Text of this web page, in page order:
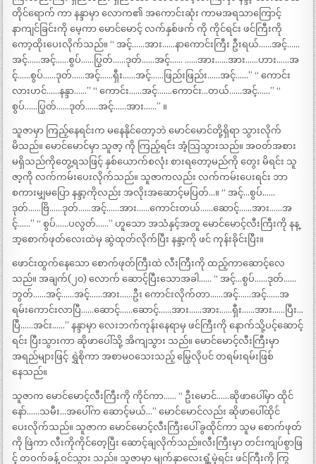
တိုင်ရောက် ကာ နန္ဒာမှာ လောက၏ အကောင်းဆုံး ကာမအရသာကြောင့်
နာကျင်ခြင်းကို မေ့ကာ မောင်မောင့် လက်နှစ်ဖက် ကို ကိုင်ရင်း ဖင်ကြီးကို
ကော့ထိုးပေးလိုက်သည်။ “ အင့်……အား……နာကောင်းကြီး ဦးရယ်……အင့်……
အင့်……အင့်……စွပ်……ပြွတ်……ဒုတ်……အင့်…… ……အား……အား……ဟား……အ
င့်……စွပ်……ဒုတ်……အင့်……ရှီး……အင့်……ဖြည်းဖြည်း……အင့်……” “ ကောင်း
လားဟင်……နန္ဒာ……” “ ကောင်း……အင့်…….ကောင်း…တယ်……အင့်……” “
စွပ်……ပြွတ်……ဒုတ်……အင့်……အား……” ။
သူဇာမှာ ကြည့်နေရင်းက မနေနိုင်တော့ဘဲ မောင်မောင်တို့ရှိရာ သွားလိုက်
မိသည်။ မောင်မောင်မှာ သူဇာ့ ကို ကြည့်ရင်း အံ့သြသွားသည်။ အဝတ်အစား
မရှိသည်ကိုတွေ့ရသဖြင့် နှစ်ယောက်စလုံး စားရတော့မည်ကို တွေး မိရင်း သူ
ဇာ့ကို လက်ကမ်းပေးလိုက်သည်။ သူဇာကလည်း လက်ကမ်းပေးရင်း ဘာ
စကားမျှမပြော နန္ဒာ့ကိုလည်း အလိုးအဆောင့်မပြတ်…။ “ အင့်…စွပ်……
ဒုတ်……ဗြိ……ဒုတ်……အင့်……အား……ကောင်းတယ်……ဆောင့်……အား……အ
င့်……” “ စွပ်……ပလွတ်……” ဟူသော အသံနှင့်အတူ မောင်မောင့်လီးကြီးကို နန္
ဒာ့စောက်ဖုတ်လေးထဲမှ ဆွဲထုတ်လိုက်ပြီး နန္ဒာ့ကို ဖင် ကုန်းခိုင်းပြီး။
ဖောင်းထွက်နေသော စောက်ဖုတ်ကြီးထဲ လီးကြီးကို ထည့်ကာဆောင့်လေ
သည်။ အချက်(၂၀) လောက် ဆောင့်ပြီးသောအခါ…… “ အင့်…စွပ်……ဒုတ်……
ဘွတ်……အင့်……အင့်……အား……ဦး ကောင်းလိုက်တာ……အင့်……အင့်……အ
ရမ်းကောင်းလာပြီ……ဆောင့်……ဆောင့်……အား……အား……ရှီး……အား……ပြီး…
ပြီ……အင်း……” နန္ဒာမှာ လေးဘက်ကုန်းနေရာမှ ဖင်ကြီးကို နောက်သို့ပင့်ဆောင့်
ရင်း ပြီးသွားကာ ဆိုဖာပေါ်သို့ အိကျသွား သည်။ မောင်မောင့်လီးကြီးမှာ
အရည်များဖြင့် ရွှဲစိုကာ အစာမဝသေးသည့် မြွေလိုပင် တရမ်းရမ်းဖြစ်
နေသည်။
သူဇာက မောင်မောင့်လီးကြီးကို ကိုင်ကာ…… “ ဦးမောင်……ဆိုဖာပေါ်မှာ ထိုင်
နော်……သမီး…အပေါ်က ဆောင့်မယ်…” မောင်မောင်လည်း ဆိုဖာပေါ်ထိုင်
ပေးလိုက်သည်။ သူဇာက မောင်မောင့်လီးကြီးပေါ် ခွထိုင်ကာ သူမ စောက်ဖုတ်
ကို ဖြဲကာ လီးကိုကိုင်တေ့ပြီး ဆောင့်ချလိုက်သည်။လီးကြီးမှာ တင်းကျပ်စွာဖြ
င့် တဝက်ခန့် ဝင်သွား သည်။ သူဇာမှာ မျက်နှာလေးရှုံ့မဲ့ရင်း ဖင်ကြီးကို ကြွ